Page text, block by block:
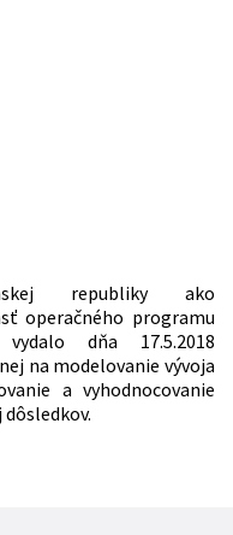
republiky ako
operačného programu
dňa 17.5.2018
na modelovanie vývoja
a vyhodnocovanie